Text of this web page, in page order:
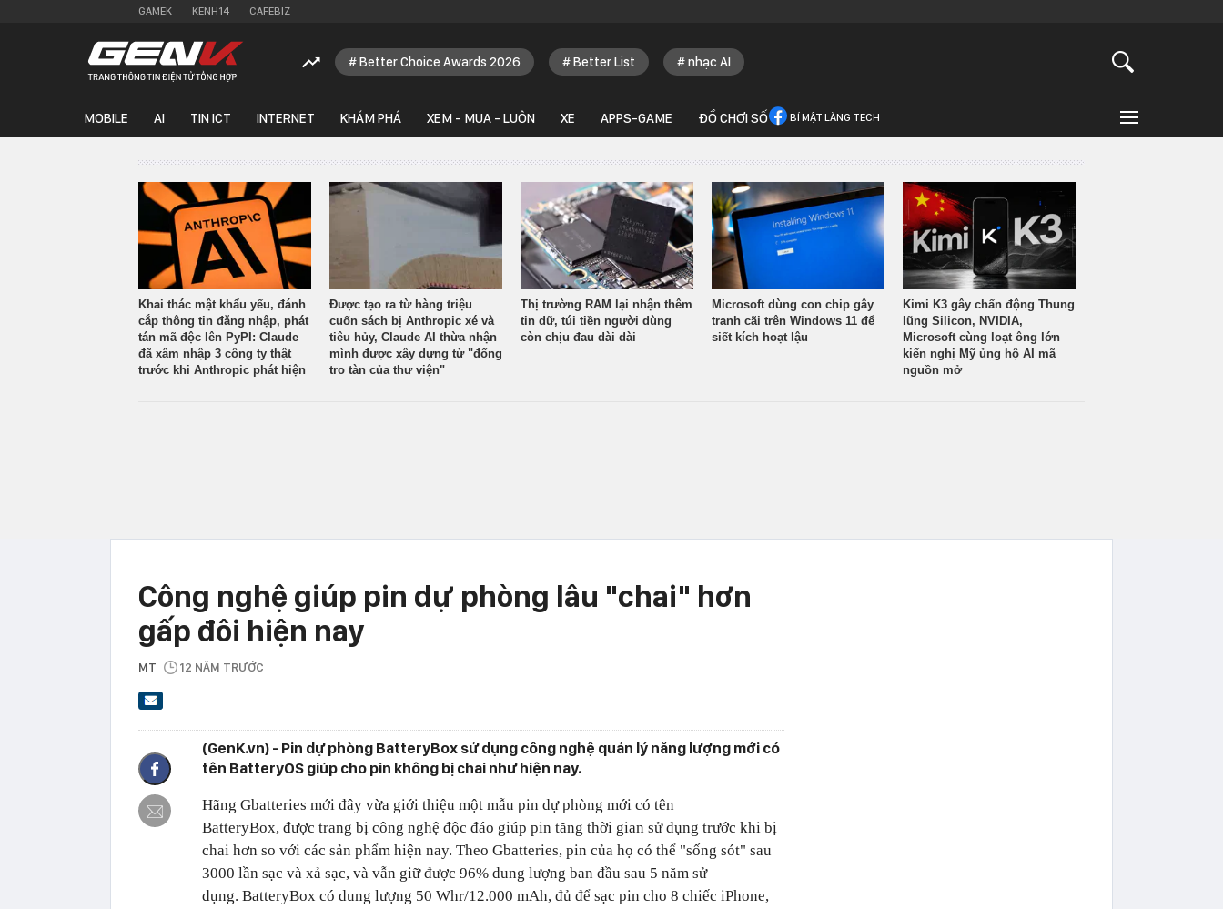
GAMEK KENH14 CAFEBIZ
Better Choice Awards 2026 Better List nhạc AI
MOBILE AI TIN ICT INTERNET KHÁM PHÁ XEM - MUA - LUÔN XE APPS-GAME ĐỒ CHƠI SỐ BÍ MẬT LÀNG TECH
Khai thác mật khẩu yếu, đánh
cắp thông tin đăng nhập, phát
tán mã độc lên PyPI: Claude
đã xâm nhập 3 công ty thật
trước khi Anthropic phát hiện
Được tạo ra từ hàng triệu
cuốn sách bị Anthropic xé và
tiêu hủy, Claude AI thừa nhận
mình được xây dựng từ "đống
tro tàn của thư viện"
Thị trường RAM lại nhận thêm
tin dữ, túi tiền người dùng
còn chịu đau dài dài
Microsoft dùng con chip gây
tranh cãi trên Windows 11 để
siết kích hoạt lậu
Kimi K3 gây chấn động Thung
lũng Silicon, NVIDIA,
Microsoft cùng loạt ông lớn
kiến nghị Mỹ ủng hộ AI mã
nguồn mở
Công nghệ giúp pin dự phòng lâu "chai" hơn
gấp đôi hiện nay
MT 12 NĂM TRƯỚC
(GenK.vn) - Pin dự phòng BatteryBox sử dụng công nghệ quản lý năng lượng mới có
tên BatteryOS giúp cho pin không bị chai như hiện nay.
Hãng Gbatteries mới đây vừa giới thiệu một mẫu pin dự phòng mới có tên
BatteryBox, được trang bị công nghệ độc đáo giúp pin tăng thời gian sử dụng trước khi bị
chai hơn so với các sản phẩm hiện nay. Theo Gbatteries, pin của họ có thể "sống sót" sau
3000 lần sạc và xả sạc, và vẫn giữ được 96% dung lượng ban đầu sau 5 năm sử
dụng. BatteryBox có dung lượng 50 Whr/12.000 mAh, đủ để sạc pin cho 8 chiếc iPhone,